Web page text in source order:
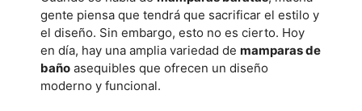
gente piensa que tendrá que sacrificar el estilo y
el diseño. Sin embargo, esto no es cierto. Hoy
en día, hay una amplia variedad de mamparas de
baño asequibles que ofrecen un diseño
moderno y funcional.